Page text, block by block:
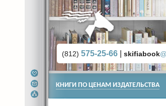
(812) 575-25-66 skifiabook
КНИГИ ПО ЦЕНАМ ИЗДАТЕЛЬСТВА